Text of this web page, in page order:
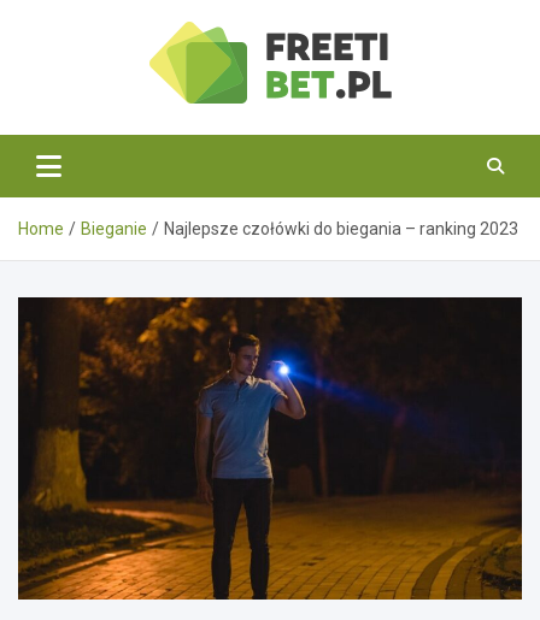
Freetibet.pl
Home Bieganie Najlepsze czołówki do biegania – ranking 2023